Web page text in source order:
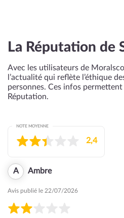
La Réputation de
Avec les utilisateurs de
l’actualité qui reflète l’éthique
personnes. Ces infos
Réputation.
NOTE MOYENNE
2,4
A Ambre
Avis publié le 22/07/2026